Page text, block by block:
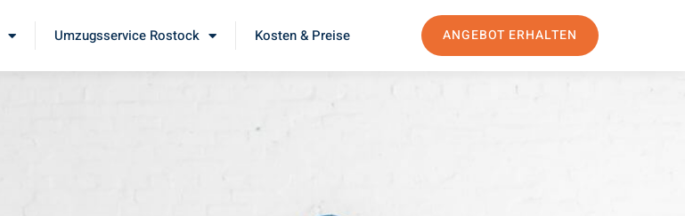
Umzugsservice Rostock Kosten & Preise ANGEBOT ERHALTEN